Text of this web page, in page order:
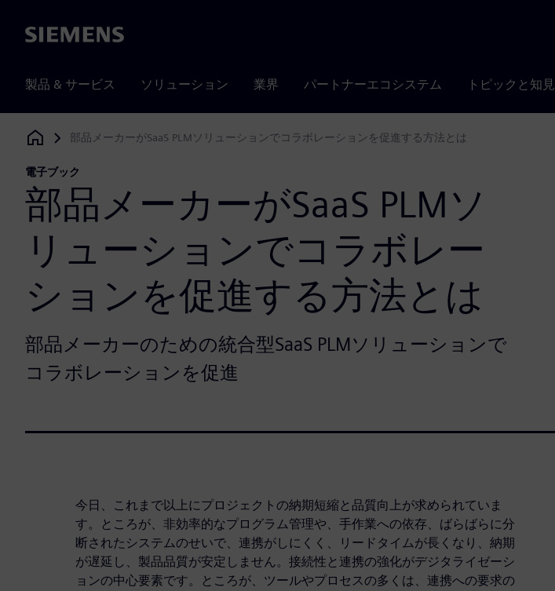
Siemens
製品 & サービス ソリューション 業界 パートナーエコシステム トピックと知見
Siemens Digital Industries Software
部品メーカーがSaaS PLMソリューションでコラボレーションを促進する方法とは
電子ブック
部品メーカーがSaaS PLMソ
リューションでコラボレー
ションを促進する方法とは
部品メーカーのための統合型SaaS PLMソリューションで
コラボレーションを促進
今日、これまで以上にプロジェクトの納期短縮と品質向上が求められていま
す。ところが、非効率的なプログラム管理や、手作業への依存、ばらばらに分
断されたシステムのせいで、連携がしにくく、リードタイムが長くなり、納期
が遅延し、製品品質が安定しません。接続性と連携の強化がデジタライゼーシ
ョンの中心要素です。ところが、ツールやプロセスの多くは、連携への要求の